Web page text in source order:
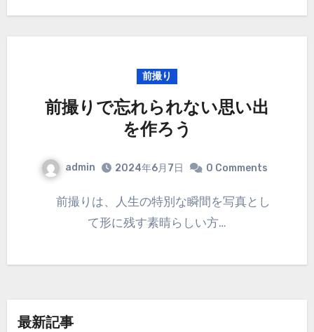
前撮り
前撮りで忘れられない思い出
を作ろう
admin 2024年6月7日 0 Comments
前撮りは、人生の特別な瞬間を写真とし
て形に残す素晴らしい方…
最新記事